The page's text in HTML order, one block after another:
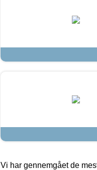
Vi har gennemgået de